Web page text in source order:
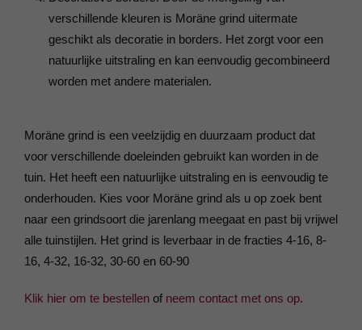
verschillende kleuren is Moräne grind uitermate
geschikt als decoratie in borders. Het zorgt voor een
natuurlijke uitstraling en kan eenvoudig gecombineerd
worden met andere materialen.
Moräne grind is een veelzijdig en duurzaam product dat
voor verschillende doeleinden gebruikt kan worden in de
tuin. Het heeft een natuurlijke uitstraling en is eenvoudig te
onderhouden. Kies voor Moräne grind als u op zoek bent
naar een grindsoort die jarenlang meegaat en past bij vrijwel
alle tuinstijlen. Het grind is leverbaar in de fracties 4-16, 8-
16, 4-32, 16-32, 30-60 en 60-90
Klik hier om te bestellen of neem contact met ons op.